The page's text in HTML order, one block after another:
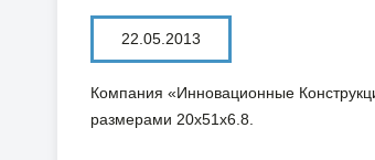
22.05.2013
Компания «Инновационные
размерами 20х51х6.8.